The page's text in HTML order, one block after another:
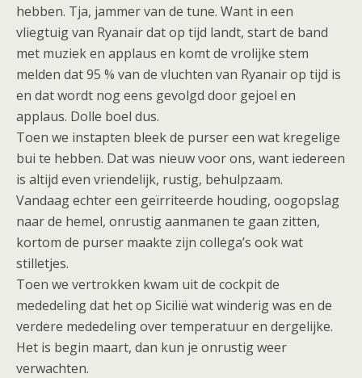
hebben. Tja, jammer van de tune. Want in een
vliegtuig van Ryanair dat op tijd landt, start de band
met muziek en applaus en komt de vrolijke stem
melden dat 95 % van de vluchten van Ryanair op tijd is
en dat wordt nog eens gevolgd door gejoel en
applaus. Dolle boel dus.
Toen we instapten bleek de purser een wat kregelige
bui te hebben. Dat was nieuw voor ons, want iedereen
is altijd even vriendelijk, rustig, behulpzaam.
Vandaag echter een geïrriteerde houding, oogopslag
naar de hemel, onrustig aanmanen te gaan zitten,
kortom de purser maakte zijn collega’s ook wat
stilletjes.
Toen we vertrokken kwam uit de cockpit de
mededeling dat het op Sicilië wat winderig was en de
verdere mededeling over temperatuur en dergelijke.
Het is begin maart, dan kun je onrustig weer
verwachten.